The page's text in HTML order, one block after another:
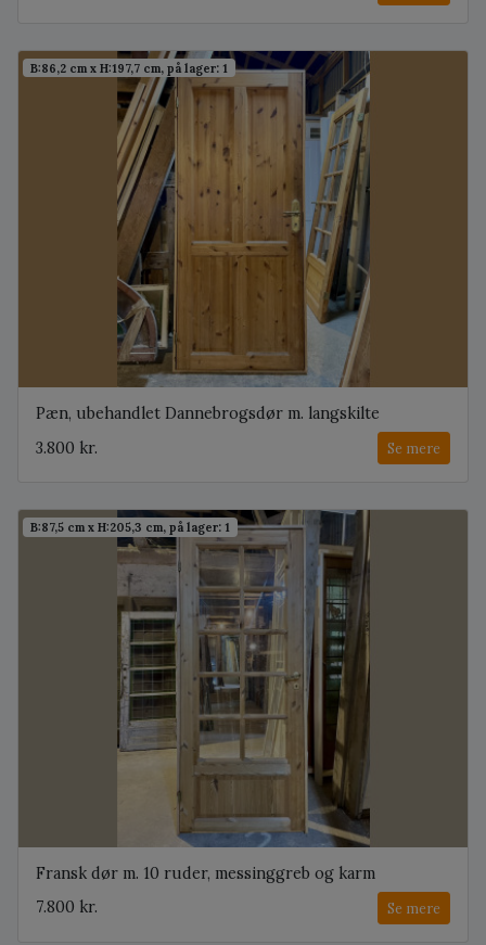
B:86,2 cm x H:197,7 cm, på lager: 1
Pæn, ubehandlet Dannebrogsdør m. langskilte
3.800 kr.
Se mere
B:87,5 cm x H:205,3 cm, på lager: 1
Fransk dør m. 10 ruder, messinggreb og karm
7.800 kr.
Se mere